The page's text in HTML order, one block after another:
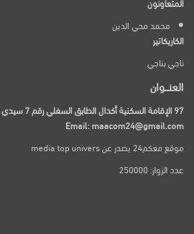
محمد محي الدين
الكاريكاتير
ناجي بناجي
العنـــوان
97 الإقامة السكنية أكدال الطابق السفلي رقم 7 سيدي مومن الدار البيضاء
Email: maacom24@gmail.com
موقع معكم24 يصدر عن media top univers
عدد الزوار: 250000